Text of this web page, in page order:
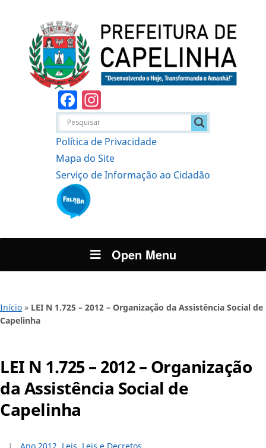
Facebook
Política de Privacidade
Mapa do Site
Serviço de Informação ao Cidadão
Open Menu
Início » LEI N 1.725 – 2012 – Organização da Assistência Social de
Capelinha
LEI N 1.725 – 2012 – Organização
da Assistência Social de
Capelinha
Ano 2012, Leis, Leis e Decretos